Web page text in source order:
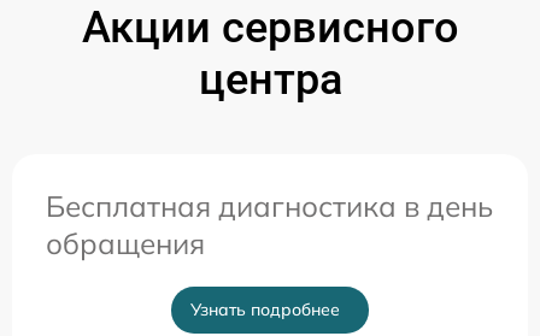
Акции сервисного
центра
Бесплатная диагностика в день
обращения
Узнать подробнее